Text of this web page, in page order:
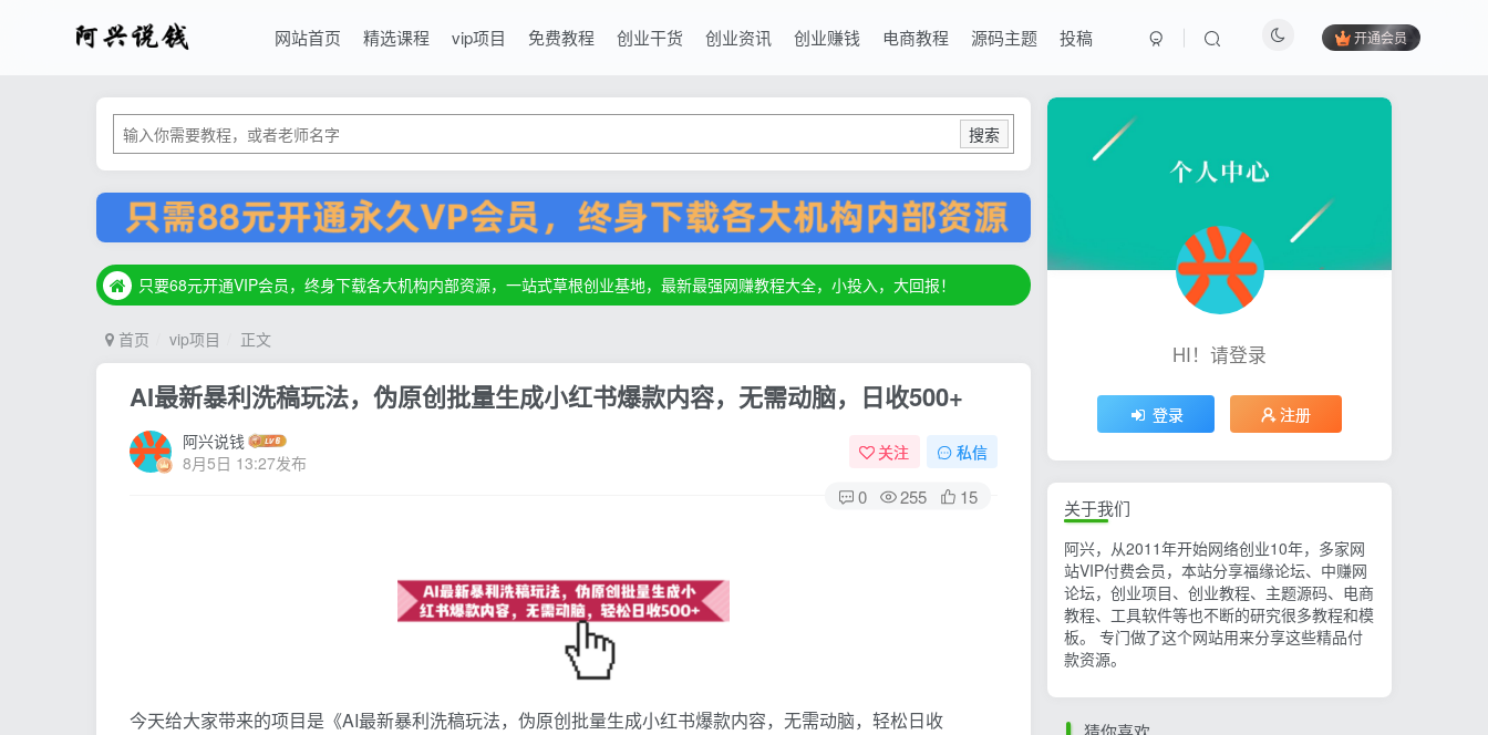
网站首页 精选课程 vip项目 免费教程 创业干货 创业资讯 创业赚钱 电商教程 源码主题 投稿 开通会员
搜索
只要68元开通VIP会员，终身下载各大机构内部资源，一站式草根创业基地，最新最强网赚教程大全，小投入，大回报！
只要68元开通VIP会员，终身下载各大机构内部资源，一站式草根创业基地，最新最强网赚教程大全，小投入，大回报！
只要68元开通VIP会员，终身下载各大机构内部资源，一站式草根创业基地，最新最强网赚教程大全，小投入，大回报！
首页 vip项目 正文
AI最新暴利洗稿玩法，伪原创批量生成小红书爆款内容，无需动脑，日收500+
阿兴说钱
8月5日 13:27发布
关注 私信
0 255 15
今天给大家带来的项目是《AI最新暴利洗稿玩法，伪原创批量生成小红书爆款内容，无需动脑，轻松日收
HI！请登录
登录 注册
关于我们
阿兴，从2011年开始网络创业10年，多家网
站VIP付费会员，本站分享福缘论坛、中赚网
论坛，创业项目、创业教程、主题源码、电商
教程、工具软件等也不断的研究很多教程和模
板。 专门做了这个网站用来分享这些精品付
款资源。